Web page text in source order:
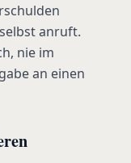
anruft.
nie im
an einen